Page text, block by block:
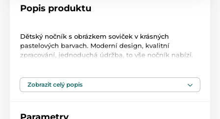
Popis produktu
Dětský nočník s obrázkem soviček v krásných
pastelových barvach. Moderní design, kvalitní
zpracování, jednoduchá údržba, to vše nočník nabízí.
Je lehký, kompaktní a díky svému tvaru, vysoké
opěrce zad a širokému sedátku poskytuje dětem
Zobrazit celý popis